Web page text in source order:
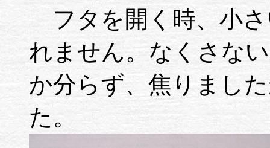
フタを開く時、小
れません。なくさな
か分らず、焦りまし
た。